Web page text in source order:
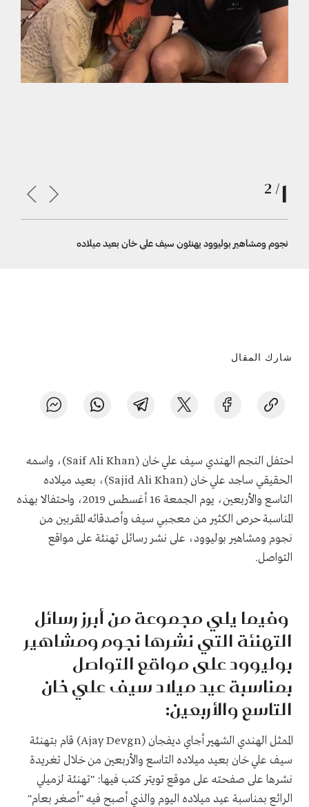
نجوم ومشاهير بوليوود يهنئون سيف علي خان بعيد ميلاده
شارك المقال
احتفل النجم الهندي سيف علي خان (Saif Ali Khan)، واسمه
الحقيقي ساجد علي خان (Sajid Ali Khan)، بعيد ميلاده
التاسع والأربعين، يوم الجمعة 16 أغسطس 2019، واحتفالا بهذه
المناسبة حرص الكثير من معجبي سيف وأصدقائه المقربين من
نجوم ومشاهير بوليوود، على نشر رسائل تهنئة على مواقع
التواصل.
وفيما يلي مجموعة من أبرز رسائل
التهنئة التي نشرها نجوم ومشاهير
بوليوود على مواقع التواصل
بمناسبة عيد ميلاد سيف علي خان
التاسع والأربعين:
الممثل الهندي الشهير أجاي ديفجان (Ajay Devgn) قام بتهنئة
سيف علي خان بعيد ميلاده التاسع والأربعين من خلال تغريدة
نشرها على صفحته على موقع تويتر كتب فيها: "تهنئة لزميلي
الرائع بمناسبة عيد ميلاده اليوم والذي أصبح فيه "أصغر بعام"